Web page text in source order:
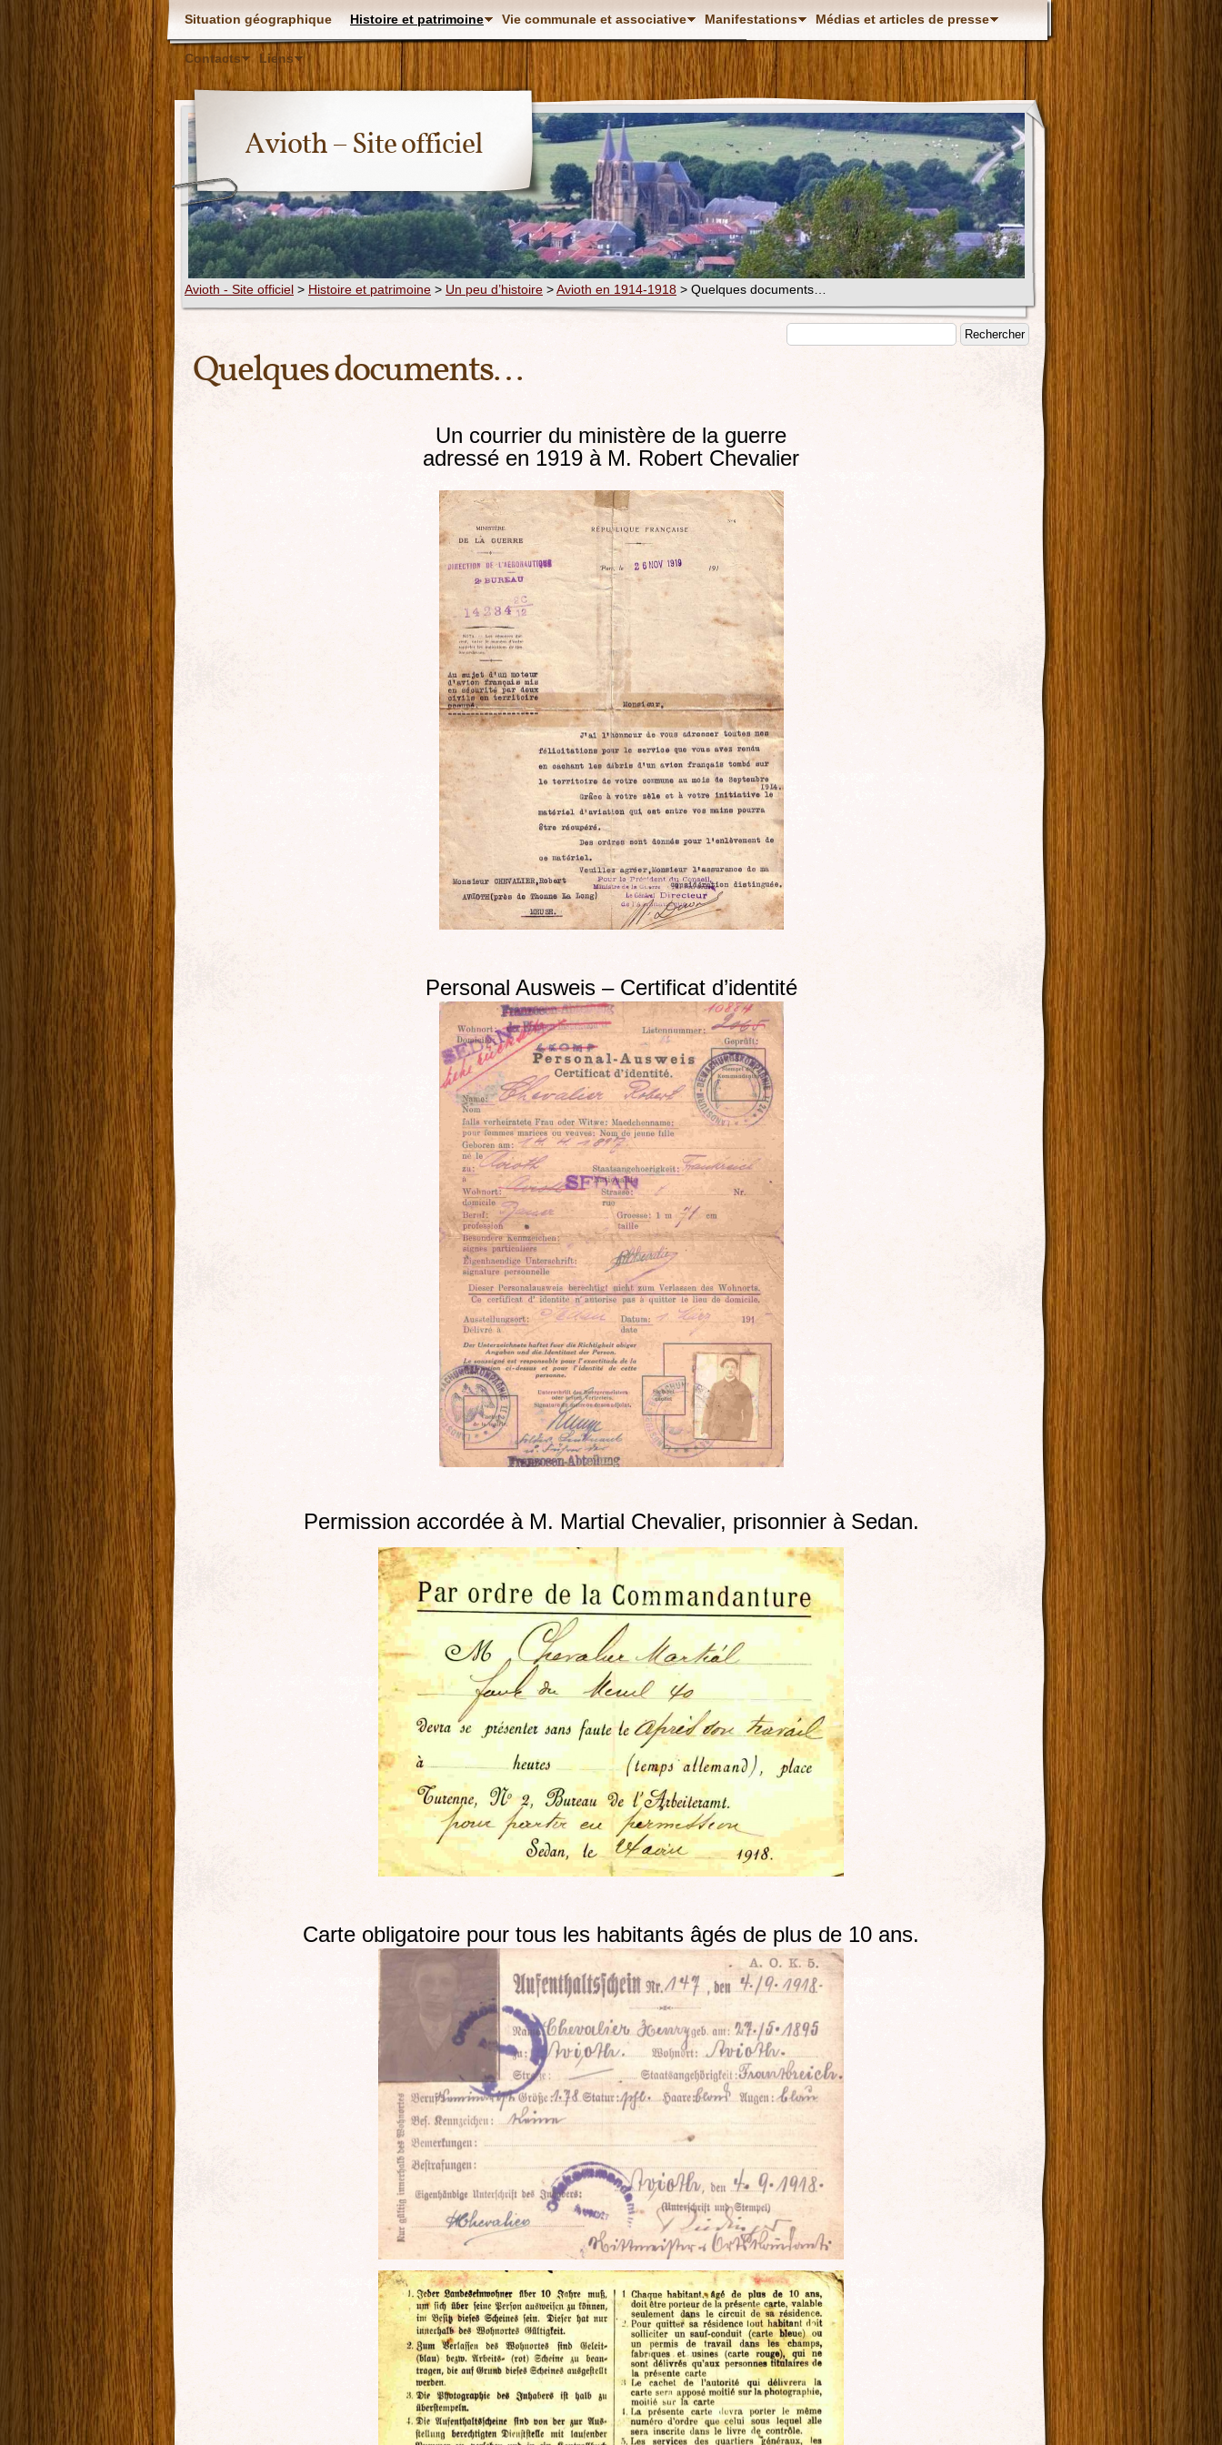
Situation géographique Histoire et patrimoine Vie communale et associative Manifestations Médias et articles de presse
Contacts Liens
Avioth – Site officiel
Avioth - Site officiel > Histoire et patrimoine > Un peu d’histoire >Avioth en 1914-1918 > Quelques documents…
Quelques documents…
Un courrier du ministère de la guerre
adressé en 1919 à M. Robert Chevalier
Personal Ausweis – Certificat d’identité
Permission accordée à M. Martial Chevalier, prisonnier à Sedan.
Carte obligatoire pour tous les habitants âgés de plus de 10 ans.